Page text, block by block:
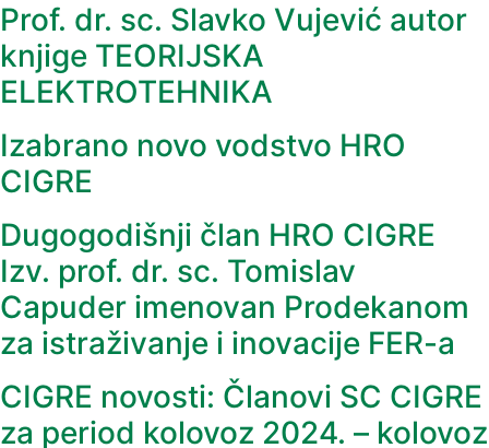
Prof. dr. sc. Slavko Vujević autor
knjige TEORIJSKA
ELEKTROTEHNIKA
Izabrano novo vodstvo HRO
CIGRE
Dugogodišnji član HRO CIGRE
Izv. prof. dr. sc. Tomislav
Capuder imenovan Prodekanom
za istraživanje i inovacije FER-a
CIGRE novosti: Članovi SC CIGRE
za period kolovoz 2024. – kolovoz